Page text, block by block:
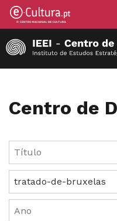
Centro de